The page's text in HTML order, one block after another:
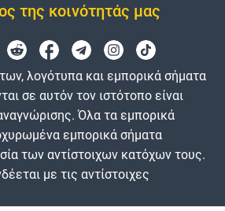
της κοινότητάς μας
λογότυπα και εμπορικά σήματα
σε αυτόν τον ιστότοπο είναι
Όλα τα εμπορικά
εμπορικά σήματα
των αντίστοιχων κατόχων τους.
με τις αντίστοιχες